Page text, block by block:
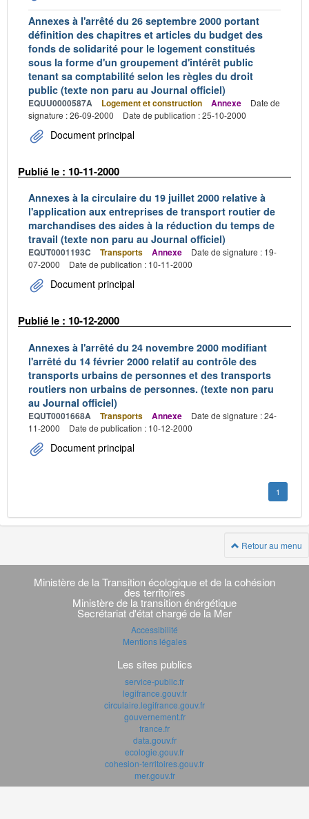
Annexes à l'arrêté du 26 septembre 2000 portant
définition des chapitres et articles du budget des
fonds de solidarité pour le logement constitués
sous la forme d'un groupement d'intérêt public
tenant sa comptabilité selon les règles du droit
public (texte non paru au Journal officiel)
EQUU0000587A Logement et construction Annexe
Date de
signature : 26-09-2000
Date de publication : 25-10-2000
Document principal
Publié le : 10-11-2000
Annexes à la circulaire du 19 juillet 2000 relative à
l'application aux entreprises de transport routier de
marchandises des aides à la réduction du temps de
travail (texte non paru au Journal officiel)
EQUT0001193C Transports Annexe
Date de signature : 19-
07-2000
Date de publication : 10-11-2000
Document principal
Publié le : 10-12-2000
Annexes à l'arrêté du 24 novembre 2000 modifiant
l'arrêté du 14 février 2000 relatif au contrôle des
transports urbains de personnes et des transports
routiers non urbains de personnes. (texte non paru
au Journal officiel)
EQUT0001668A Transports Annexe
Date de signature : 24-
11-2000
Date de publication : 10-12-2000
Document principal
1
Retour au menu
Navigation
transverse
Ministère de la Transition écologique et de la cohésion
des territoires
Ministère de la transition énérgétique
Secrétariat d'état chargé de la Mer
Accessibilité
Mentions légales
Les sites publics
service-public.fr
legifrance.gouv.fr
circulaire.legifrance.gouv.fr
gouvernement.fr
france.fr
data.gouv.fr
ecologie.gouv.fr
cohesion-territoires.gouv.fr
mer.gouv.fr